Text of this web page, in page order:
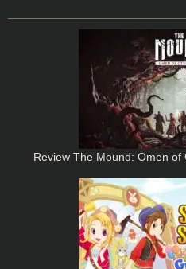
Review The Mound: Omen